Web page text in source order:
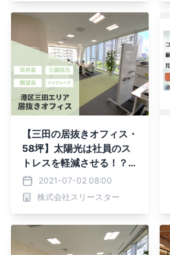
【三田の居抜きオフィス・
58坪】太陽光は社員のス
トレスを軽減させる！？圧
倒的に採光がとれる内装付
きオフィスはこちらです
2021-07-02 08:00
株式会社スリースター